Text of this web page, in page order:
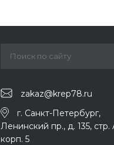
zakaz@krep78.ru
г. Санкт-Петербург,
Ленинский пр., д. 135, стр.
корп. 5